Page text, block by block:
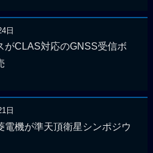
日
がCLAS対応のGNSS受信ボ
日
電機が準天頂衛星シンポジウ